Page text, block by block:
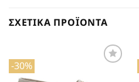
ΣΧΕΤΙΚΆ ΠΡΟΪΌΝΤΑ
-30%